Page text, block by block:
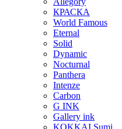
КРАСКА
World Famous
Eternal
Solid
Dynamic
Nocturnal
Panthera
Intenze
Carbon
G INK
Gallery ink
KOKKAI Sumi